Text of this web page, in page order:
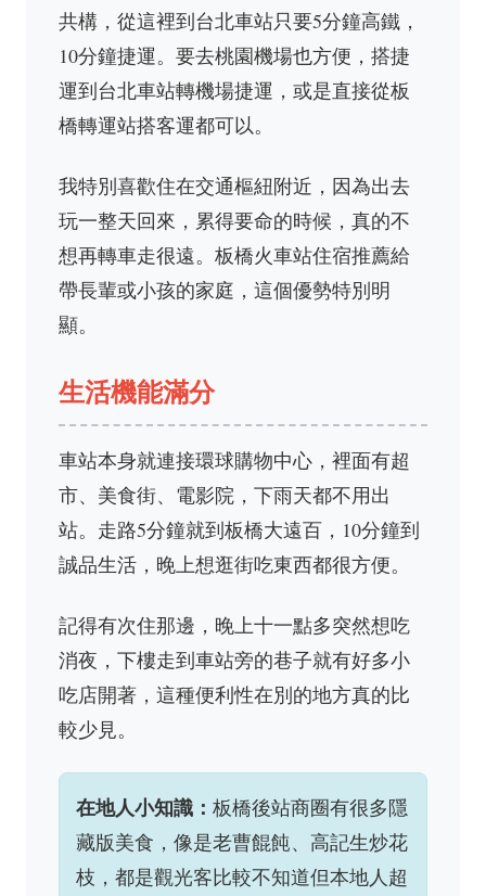
共構，從這裡到台北車站只要5分鐘高鐵，
10分鐘捷運。要去桃園機場也方便，搭捷
運到台北車站轉機場捷運，或是直接從板
橋轉運站搭客運都可以。
我特別喜歡住在交通樞紐附近，因為出去
玩一整天回來，累得要命的時候，真的不
想再轉車走很遠。板橋火車站住宿推薦給
帶長輩或小孩的家庭，這個優勢特別明
顯。
生活機能滿分
車站本身就連接環球購物中心，裡面有超
市、美食街、電影院，下雨天都不用出
站。走路5分鐘就到板橋大遠百，10分鐘到
誠品生活，晚上想逛街吃東西都很方便。
記得有次住那邊，晚上十一點多突然想吃
消夜，下樓走到車站旁的巷子就有好多小
吃店開著，這種便利性在別的地方真的比
較少見。
在地人小知識： 板橋後站商圈有很多隱
藏版美食，像是老曹餛飩、高記生炒花
枝，都是觀光客比較不知道但本地人超